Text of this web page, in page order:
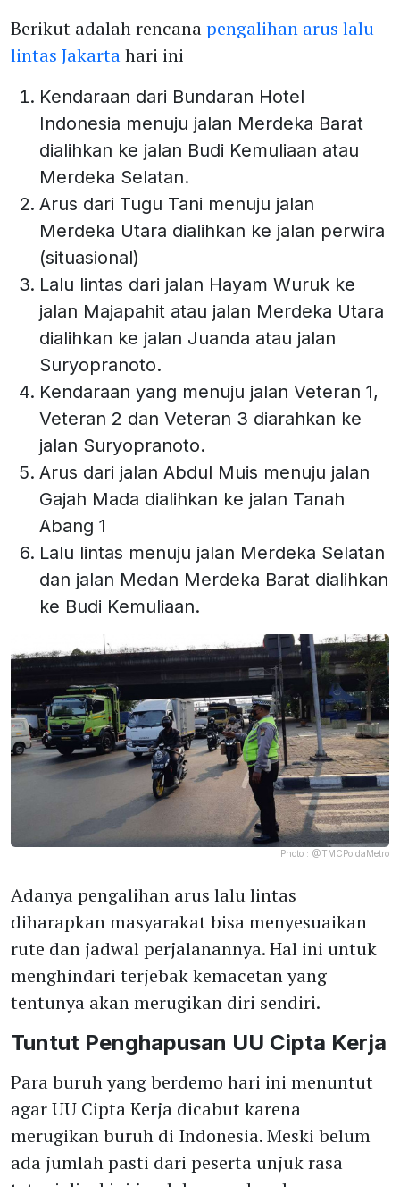
Berikut adalah rencanapengalihan arus lalu
lintas Jakartahari ini
Kendaraan dari Bundaran Hotel
Indonesia menuju jalan Merdeka Barat
dialihkan ke jalan Budi Kemuliaan atau
Merdeka Selatan.
Arus dari Tugu Tani menuju jalan
Merdeka Utara dialihkan ke jalan perwira
(situasional)
Lalu lintas dari jalan Hayam Wuruk ke
jalan Majapahit atau jalan Merdeka Utara
dialihkan ke jalan Juanda atau jalan
Suryopranoto.
Kendaraan yang menuju jalan Veteran 1,
Veteran 2 dan Veteran 3 diarahkan ke
jalan Suryopranoto.
Arus dari jalan Abdul Muis menuju jalan
Gajah Mada dialihkan ke jalan Tanah
Abang 1
Lalu lintas menuju jalan Merdeka Selatan
dan jalan Medan Merdeka Barat dialihkan
ke Budi Kemuliaan.
Photo : @TMCPoldaMetro
Adanya pengalihan arus lalu lintas
diharapkan masyarakat bisa menyesuaikan
rute dan jadwal perjalanannya. Hal ini untuk
menghindari terjebak kemacetan yang
tentunya akan merugikan diri sendiri.
Tuntut Penghapusan UU Cipta Kerja
Para buruh yang berdemo hari ini menuntut
agar UU Cipta Kerja dicabut karena
merugikan buruh di Indonesia. Meski belum
ada jumlah pasti dari peserta unjuk rasa